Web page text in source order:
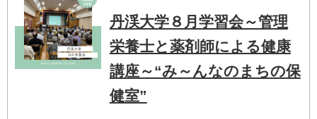
丹渓大学８月学習会～管理
栄養士と薬剤師による健康
講座～“み～んなのまちの保
健室”